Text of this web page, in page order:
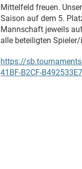
Mittelfeld freuen.
Saison auf dem 5.
Mannschaft jeweils
alle beteiligten Spieler/
https://
41BF-B2CF-